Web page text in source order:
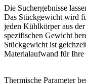
Die Suchergebnisse
Das Stückgewicht wird
jeden Kühlkörper aus
spezifischen Gewicht
Stückgewicht ist
Materialaufwand für Ihre
Thermische Parameter